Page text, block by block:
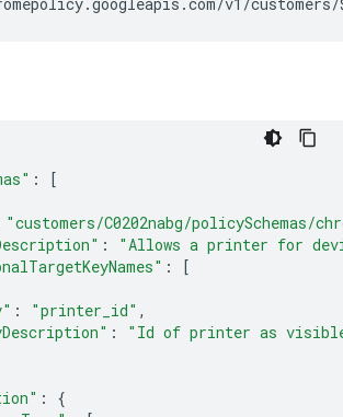
:
[
"customers/C0202nabg/policySchemas/
:
"Allows a printer for
:
[
: "printer_id" ,
:
"Id of printer as visible
:
{